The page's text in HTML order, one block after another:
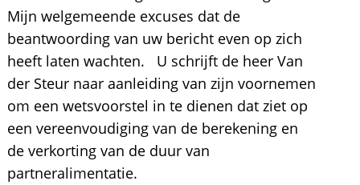
Mijn welgemeende excuses dat de
beantwoording van uw bericht even op zich
heeft laten wachten. U schrijft de heer Van
der Steur naar aanleiding van zijn voornemen
om een wetsvoorstel in te dienen dat ziet op
een vereenvoudiging van de berekening en
de verkorting van de duur van
partneralimentatie.